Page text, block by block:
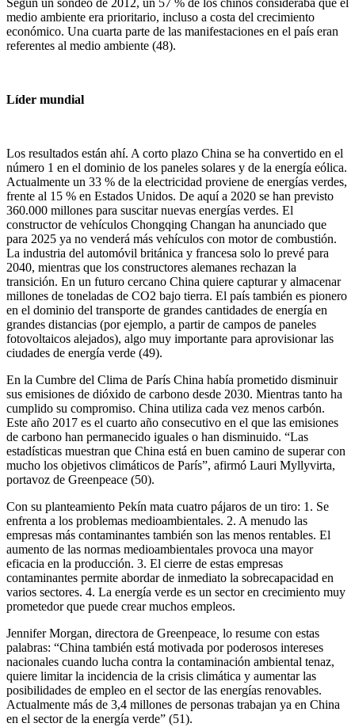
Según un sondeo de 2012, un 57 % de los chinos consideraba que el
medio ambiente era prioritario, incluso a costa del crecimiento
económico. Una cuarta parte de las manifestaciones en el país eran
referentes al medio ambiente (48).
Líder mundial
Los resultados están ahí. A corto plazo China se ha convertido en el
número 1 en el dominio de los paneles solares y de la energía eólica.
Actualmente un 33 % de la electricidad proviene de energías verdes,
frente al 15 % en Estados Unidos. De aquí a 2020 se han previsto
360.000 millones para suscitar nuevas energías verdes. El
constructor de vehículos Chongqing Changan ha anunciado que
para 2025 ya no venderá más vehículos con motor de combustión.
La industria del automóvil británica y francesa solo lo prevé para
2040, mientras que los constructores alemanes rechazan la
transición. En un futuro cercano China quiere capturar y almacenar
millones de toneladas de CO2 bajo tierra. El país también es pionero
en el dominio del transporte de grandes cantidades de energía en
grandes distancias (por ejemplo, a partir de campos de paneles
fotovoltaicos alejados), algo muy importante para aprovisionar las
ciudades de energía verde (49).
En la Cumbre del Clima de París China había prometido disminuir
sus emisiones de dióxido de carbono desde 2030. Mientras tanto ha
cumplido su compromiso. China utiliza cada vez menos carbón.
Este año 2017 es el cuarto año consecutivo en el que las emisiones
de carbono han permanecido iguales o han disminuido. “Las
estadísticas muestran que China está en buen camino de superar con
mucho los objetivos climáticos de París”, afirmó Lauri Myllyvirta,
portavoz de Greenpeace (50).
Con su planteamiento Pekín mata cuatro pájaros de un tiro: 1. Se
enfrenta a los problemas medioambientales. 2. A menudo las
empresas más contaminantes también son las menos rentables. El
aumento de las normas medioambientales provoca una mayor
eficacia en la producción. 3. El cierre de estas empresas
contaminantes permite abordar de inmediato la sobrecapacidad en
varios sectores. 4. La energía verde es un sector en crecimiento muy
prometedor que puede crear muchos empleos.
Jennifer Morgan, directora de Greenpeace lo resume con estas
palabras: “China también está motivada por poderosos intereses
nacionales cuando lucha contra la contaminación ambiental tenaz,
quiere limitar la incidencia de la crisis climática y aumentar las
posibilidades de empleo en el sector de las energías renovables.
Actualmente más de 3,4 millones de personas trabajan ya en China
en el sector de la energía verde” (51).